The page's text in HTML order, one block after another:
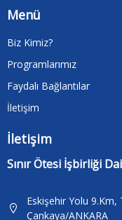
Menü
Biz Kimiz?
Programlarımız
Faydalı Bağlantılar
İletişim
İletişim
Sınır Ötesi İşbirliği
Eskişehir Yolu
Çankaya/ANKARA